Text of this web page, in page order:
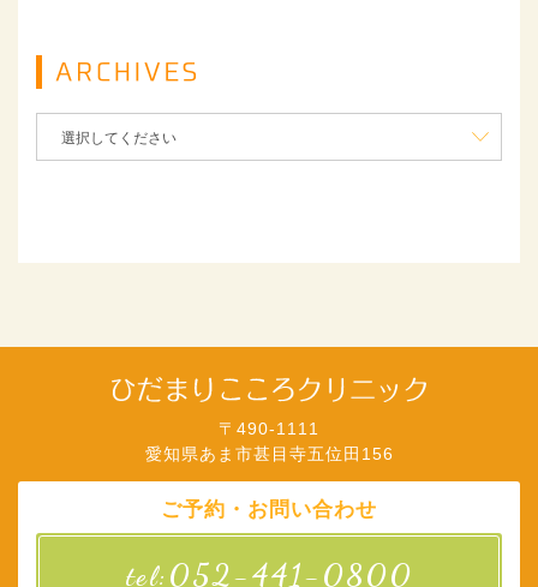
〒490-1111
愛知県あま市甚目寺五位田156
ご予約・お問い合わせ
tel: 052-441-0800